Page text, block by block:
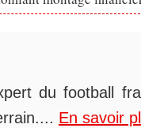
du football
En savoir